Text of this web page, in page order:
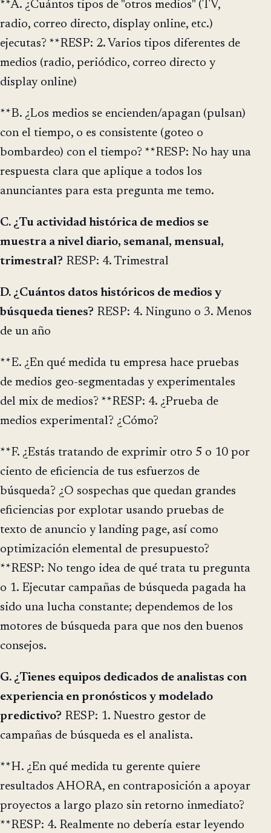
**A. ¿Cuántos tipos de "otros medios" (TV,
radio, correo directo, display online, etc.)
ejecutas? **RESP: 2. Varios tipos diferentes de
medios (radio, periódico, correo directo y
display online)
**B. ¿Los medios se encienden/apagan (pulsan)
con el tiempo, o es consistente (goteo o
bombardeo) con el tiempo? **RESP: No hay una
respuesta clara que aplique a todos los
anunciantes para esta pregunta me temo.
C. ¿Tu actividad histórica de medios se
muestra a nivel diario, semanal, mensual,
trimestral? RESP: 4. Trimestral
D. ¿Cuántos datos históricos de medios y
búsqueda tienes? RESP: 4. Ninguno o 3. Menos
de un año
**E. ¿En qué medida tu empresa hace pruebas
de medios geo-segmentadas y experimentales
del mix de medios? **RESP: 4. ¿Prueba de
medios experimental? ¿Cómo?
**F. ¿Estás tratando de exprimir otro 5 o 10 por
ciento de eficiencia de tus esfuerzos de
búsqueda? ¿O sospechas que quedan grandes
eficiencias por explotar usando pruebas de
texto de anuncio y landing page, así como
optimización elemental de presupuesto?
**RESP: No tengo idea de qué trata tu pregunta
o 1. Ejecutar campañas de búsqueda pagada ha
sido una lucha constante; dependemos de los
motores de búsqueda para que nos den buenos
consejos.
G. ¿Tienes equipos dedicados de analistas con
experiencia en pronósticos y modelado
predictivo? RESP: 1. Nuestro gestor de
campañas de búsqueda es el analista.
**H. ¿En qué medida tu gerente quiere
resultados AHORA, en contraposición a apoyar
proyectos a largo plazo sin retorno inmediato?
**RESP: 4. Realmente no debería estar leyendo